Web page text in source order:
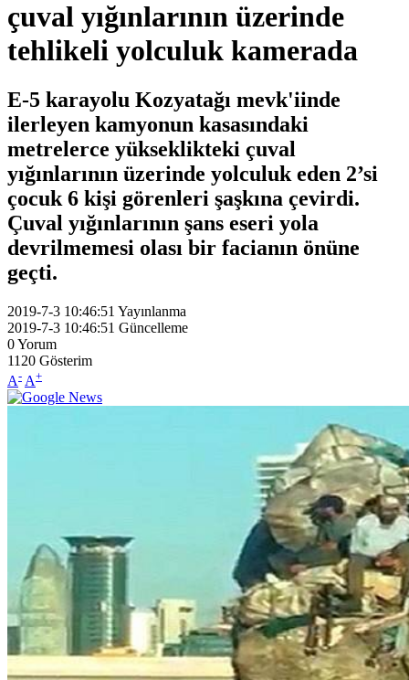
çuval yığınlarının üzerinde
tehlikeli yolculuk kamerada
E-5 karayolu Kozyatağı mevk'iinde
ilerleyen kamyonun kasasındaki
metrelerce yükseklikteki çuval
yığınlarının üzerinde yolculuk eden 2’si
çocuk 6 kişi görenleri şaşkına çevirdi.
Çuval yığınlarının şans eseri yola
devrilmemesi olası bir facianın önüne
geçti.
2019-7-3 10:46:51 Yayınlanma
2019-7-3 10:46:51 Güncelleme
0Yorum
1120 Gösterim
A- A+